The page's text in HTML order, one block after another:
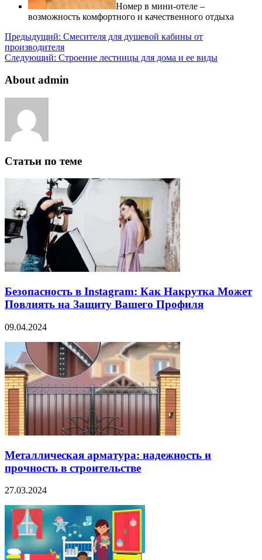
Номер в мини-отеле –
возможность комфортного и качественного отдыха
Предыдущий: Смесителя для душевой кабины от
производителя
Следующий: Строение лестницы для дома и ее виды
About admin
Статьи по теме
Безопасность в Instagram: Как Накрутка Может
Повлиять на Защиту Вашего Профиля
09.04.2024
Металлическая арматура: надежность и
прочность в строительстве
27.03.2024